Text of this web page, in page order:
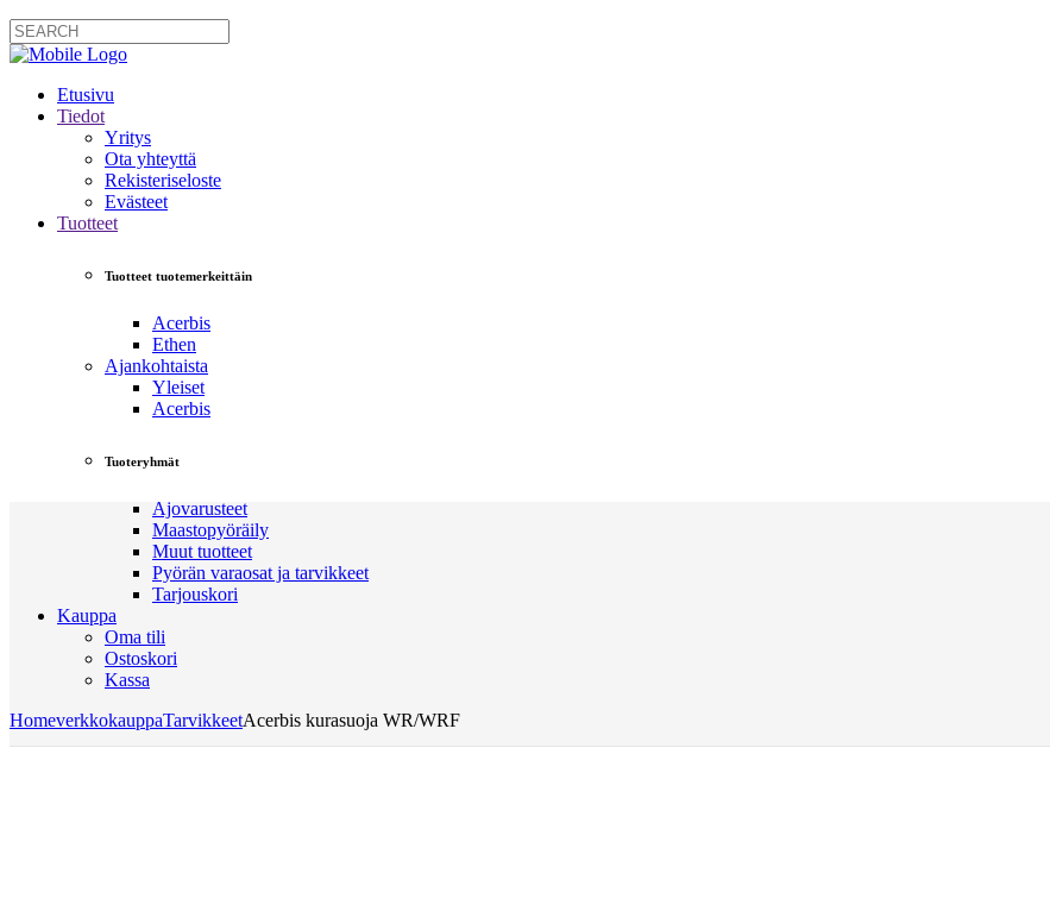
Etusivu
Tiedot
Yritys
Ota yhteyttä
Rekisteriseloste
Evästeet
Tuotteet
Tuotteet tuotemerkeittäin
Acerbis
Ethen
Ajankohtaista
Yleiset
Acerbis
Tuoteryhmät
Ajovarusteet
Maastopyöräily
Muut tuotteet
Pyörän varaosat ja tarvikkeet
Tarjouskori
Kauppa
Oma tili
Ostoskori
Kassa
HomeverkkokauppaTarvikkeetAcerbis kurasuoja WR/WRF